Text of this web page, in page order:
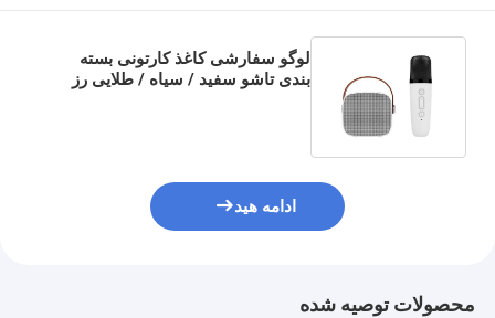
لوگو سفارشی کاغذ کارتونی بسته
بندی تاشو سفید / سیاه / طلایی رز
ادامه هید
محصولات توصیه شده